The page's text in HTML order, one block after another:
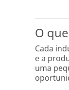
O
Cada
e a
uma